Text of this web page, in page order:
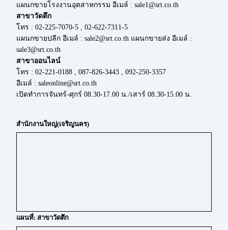
แผนกขายโรงงานอุตสาหกรรม อีเมล์ : sale1@srt.co.th
สาขาวัดตึก
โทร : 02-225-7070-5 , 02-622-7311-5
แผนกขายปลีก อีเมล์ : sale2@srt.co.th แผนกขายส่ง อีเมล์ :
sale3@srt.co.th
สาขาออนไลน์
โทร : 02-221-0188 , 087-826-3443 , 092-250-3357
อีเมล์ : saleonline@srt.co.th
เปิดทำการจันทร์-ศุกร์ 08.30-17.00 น./เสาร์ 08.30-15.00 น.
สำนักงานใหญ่(เจริญนคร)
แผนที่: สาขาวัดตึก